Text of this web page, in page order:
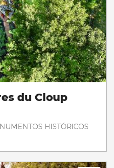
du Cloup
HISTÓRICOS